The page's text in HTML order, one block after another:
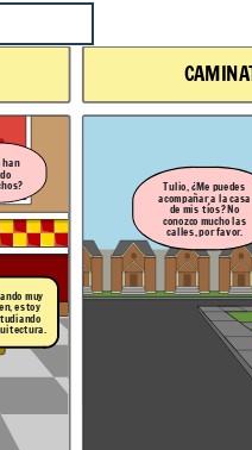
han
muy
estoy
Tulio, ¿Me puedes
acompañar a la casa
de mis tíos? No
conozco mucho las
calles, por favor.